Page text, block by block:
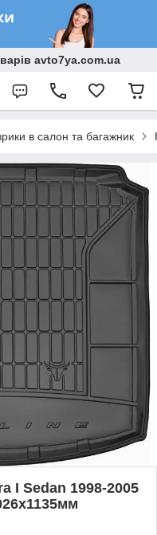
avto7ya.com.ua
в салон та багажник
I Sedan 1998-2005